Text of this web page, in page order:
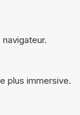
plus immersive.